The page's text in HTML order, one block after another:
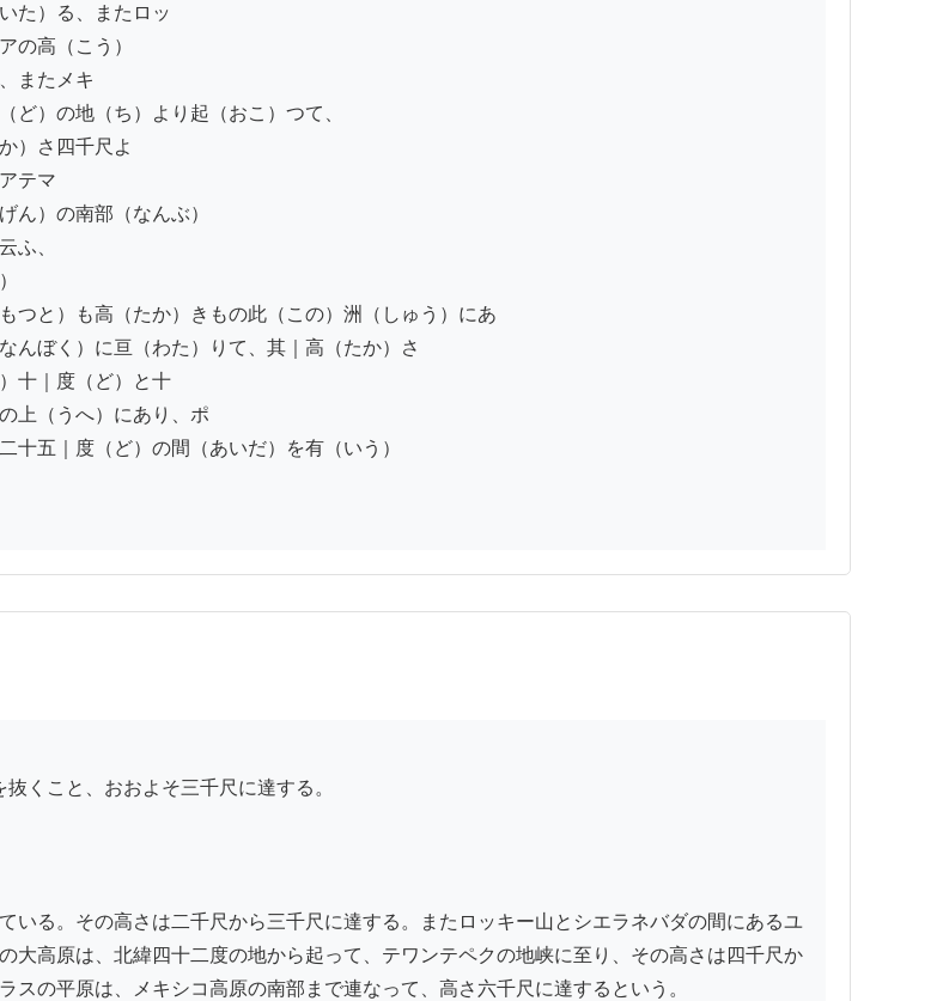
た）る、またロッ
の高（こう）
またメキ
ど）の地（ち）より起（おこ）つて、
）さ四千尺よ
テマ
ん）の南部（なんぶ）
ふ、
つと）も高（たか）きもの此（この）洲（しゅう）にあ
んぼく）に亘（わた）りて、其｜高（たか）さ
十｜度（ど）と十
上（うへ）にあり、ポ
十五｜度（ど）の間（あいだ）を有（いう）
いる。その高さは二千尺から三千尺に達する。またロッキー山とシエラネバダの間にあるユ
大高原は、北緯四十二度の地から起って、テワンテペクの地峡に至り、その高さは四千尺か
の平原は、メキシコ高原の南部まで連なって、高さ六千尺に達するという。